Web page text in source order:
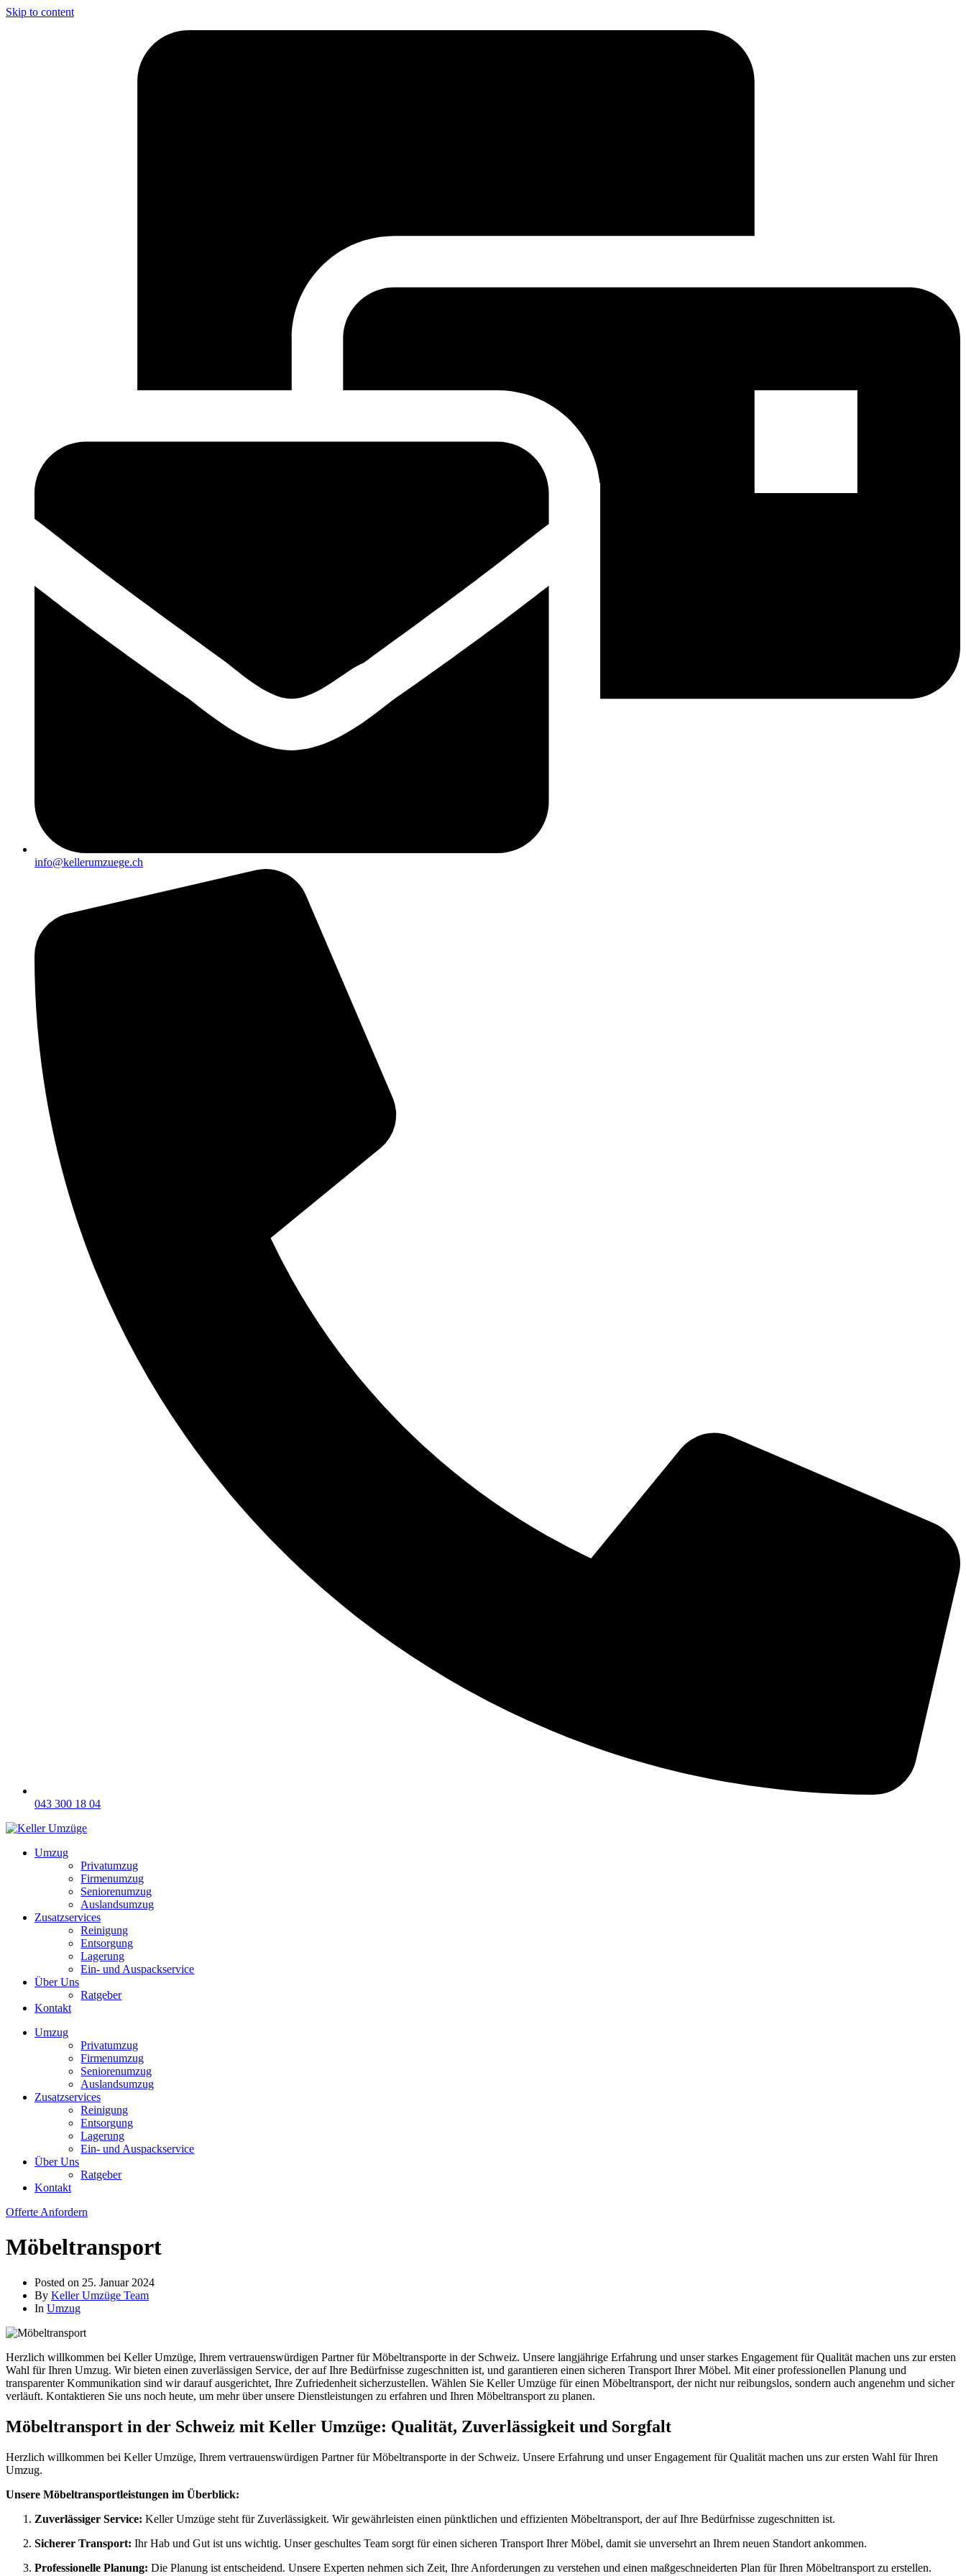
Skip to content
info@kellerumzuege.ch
043 300 18 04
Umzug
Privatumzug
Firmenumzug
Seniorenumzug
Auslandsumzug
Zusatzservices
Reinigung
Entsorgung
Lagerung
Ein- und Auspackservice
Über Uns
Ratgeber
Kontakt
Umzug
Privatumzug
Firmenumzug
Seniorenumzug
Auslandsumzug
Zusatzservices
Reinigung
Entsorgung
Lagerung
Ein- und Auspackservice
Über Uns
Ratgeber
Kontakt
Offerte Anfordern
Möbeltransport
Posted on 25. Januar 2024
By Keller Umzüge Team
In Umzug
Herzlich willkommen bei Keller Umzüge, Ihrem vertrauenswürdigen Partner für Möbeltransporte in der Schweiz. Unsere langjährige Erfahrung und unser starkes Engagement für Qualität machen uns zur ersten
Wahl für Ihren Umzug. Wir bieten einen zuverlässigen Service, der auf Ihre Bedürfnisse zugeschnitten ist, und garantieren einen sicheren Transport Ihrer Möbel. Mit einer professionellen Planung und
transparenter Kommunikation sind wir darauf ausgerichtet, Ihre Zufriedenheit sicherzustellen. Wählen Sie Keller Umzüge für einen Möbeltransport, der nicht nur reibungslos, sondern auch angenehm und sicher
verläuft. Kontaktieren Sie uns noch heute, um mehr über unsere Dienstleistungen zu erfahren und Ihren Möbeltransport zu planen.
Möbeltransport in der Schweiz mit Keller Umzüge: Qualität, Zuverlässigkeit und Sorgfalt
Herzlich willkommen bei Keller Umzüge, Ihrem vertrauenswürdigen Partner für Möbeltransporte in der Schweiz. Unsere Erfahrung und unser Engagement für Qualität machen uns zur ersten Wahl für Ihren
Umzug.
Unsere Möbeltransportleistungen im Überblick:
Zuverlässiger Service: Keller Umzüge steht für Zuverlässigkeit. Wir gewährleisten einen pünktlichen und effizienten Möbeltransport, der auf Ihre Bedürfnisse zugeschnitten ist.
Sicherer Transport: Ihr Hab und Gut ist uns wichtig. Unser geschultes Team sorgt für einen sicheren Transport Ihrer Möbel, damit sie unversehrt an Ihrem neuen Standort ankommen.
Professionelle Planung: Die Planung ist entscheidend. Unsere Experten nehmen sich Zeit, Ihre Anforderungen zu verstehen und einen maßgeschneiderten Plan für Ihren Möbeltransport zu erstellen.